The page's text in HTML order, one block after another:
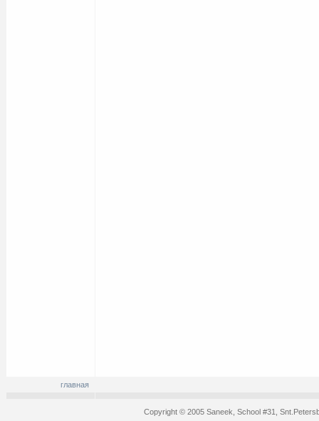
главная
Copyright © 2005 Saneek, School #31,